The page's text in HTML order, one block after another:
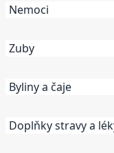
Nemoci
Zuby
Byliny a čaje
Doplňky stravy a